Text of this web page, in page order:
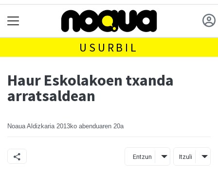
USURBIL
Haur Eskolakoen txanda
arratsaldean
Noaua Aldizkaria 2013ko abenduaren 20a
Entzun Itzuli